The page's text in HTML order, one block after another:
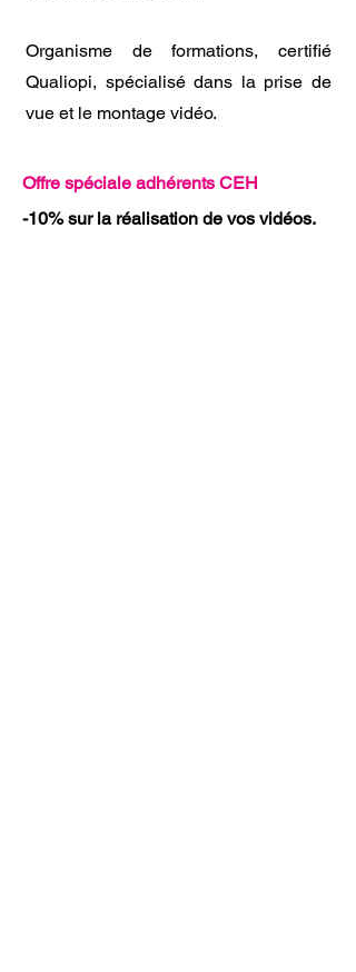
Organisme de formations, certifié
Qualiopi, spécialisé dans la prise de
vue et le montage vidéo.
Offre spéciale adhérents CEH
-10% sur la réalisation de vos vidéos.